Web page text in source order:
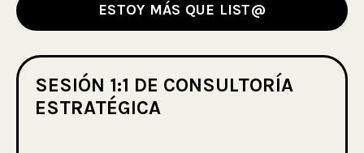
ESTOY MÁS QUE LIST@
SESIÓN 1:1 DE CONSULTORÍA
ESTRATÉGICA